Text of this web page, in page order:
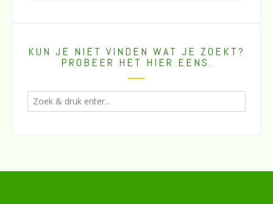
KUN JE NIET VINDEN WAT JE ZOEKT?
PROBEER HET HIER EENS.